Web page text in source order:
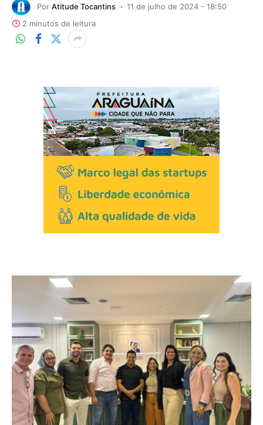
Por Atitude Tocantins
11 de julho de 2024 - 18:50
2 minutos de leitura